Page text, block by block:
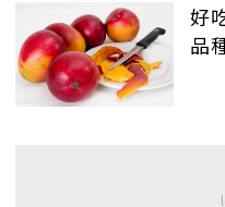
好
品